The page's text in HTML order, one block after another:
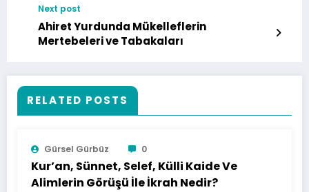
Next post
Ahiret Yurdunda Mükelleflerin
Mertebeleri ve Tabakaları
RELATED POSTS
Gürsel Gürbüz 0
Kur’an, Sünnet, Selef, Külli Kaide Ve
Alimlerin Görüşü İle İkrah Nedir?